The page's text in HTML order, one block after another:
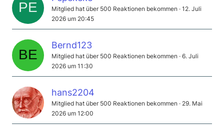
Mitglied hat über 500 Reaktionen bekommen
12. Juli
2026 um 20:45
Bernd123
Mitglied hat über 500 Reaktionen bekommen
6. Juli
2026 um 11:30
hans2204
Mitglied hat über 500 Reaktionen bekommen
29. Mai
2026 um 12:00